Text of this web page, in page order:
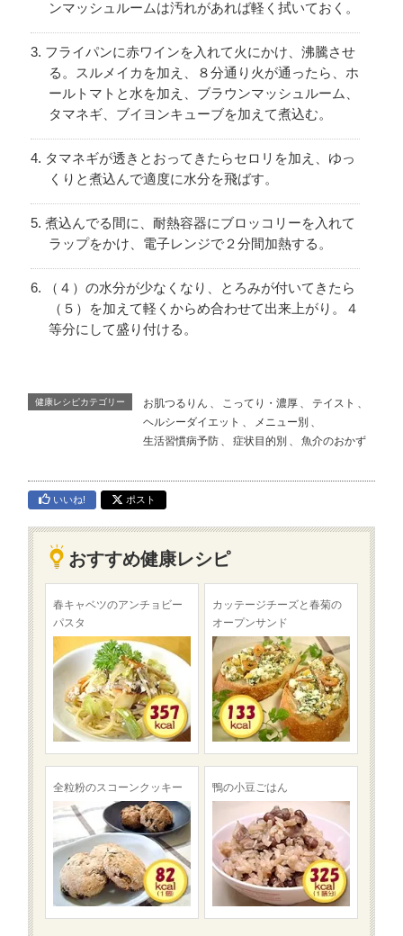
ンマッシュルームは汚れがあれば軽く拭いておく。
フライパンに赤ワインを入れて火にかけ、沸騰させ
る。スルメイカを加え、８分通り火が通ったら、ホ
ールトマトと水を加え、ブラウンマッシュルーム、
タマネギ、ブイヨンキューブを加えて煮込む。
タマネギが透きとおってきたらセロリを加え、ゆっ
くりと煮込んで適度に水分を飛ばす。
煮込んでる間に、耐熱容器にブロッコリーを入れて
ラップをかけ、電子レンジで２分間加熱する。
（４）の水分が少なくなり、とろみが付いてきたら
（５）を加えて軽くからめ合わせて出来上がり。４
等分にして盛り付ける。
健康レシピカテゴリー お肌つるりん 、 こってり・濃厚 、 テイスト 、
ヘルシーダイエット 、 メニュー別 、
生活習慣病予防 、 症状目的別 、 魚介のおかず
いいね! ポスト
おすすめ健康レシピ
春キャベツのアンチョビー
パスタ
カッテージチーズと春菊の
オープンサンド
全粒粉のスコーンクッキー 鴨の小豆ごはん